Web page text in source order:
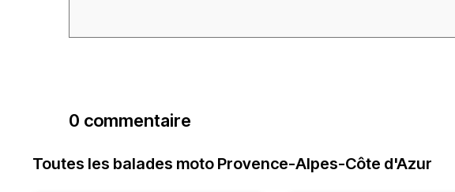
0 commentaire
Toutes les balades moto Provence-Alpes-Côte d'Azur